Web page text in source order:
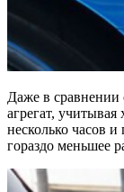
Даже в
агрегат,
несколько часов
гораздо меньшее